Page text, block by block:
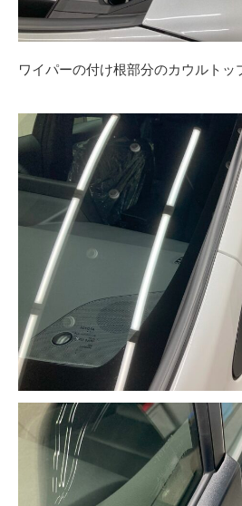
ワイパーの付け根部分のカウルトッ